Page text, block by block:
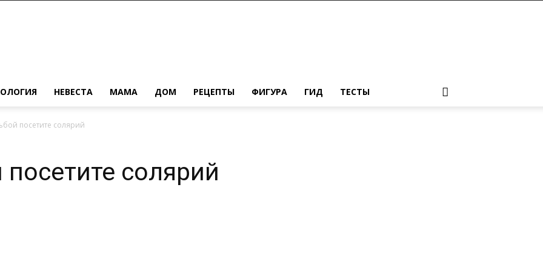
НЕВЕСТА МАМА ДОМ РЕЦЕПТЫ ФИГУРА ГИД ТЕСТЫ
посетите солярий
солярий